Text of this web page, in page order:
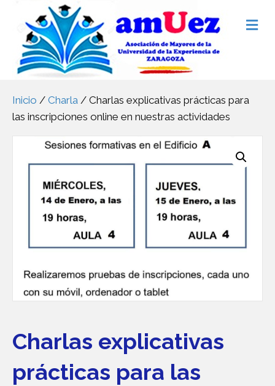
M
e
Inicio / Charla / Charlas explicativas prácticas para
las inscripciones online en nuestras actividades
Charlas explicativas
prácticas para las